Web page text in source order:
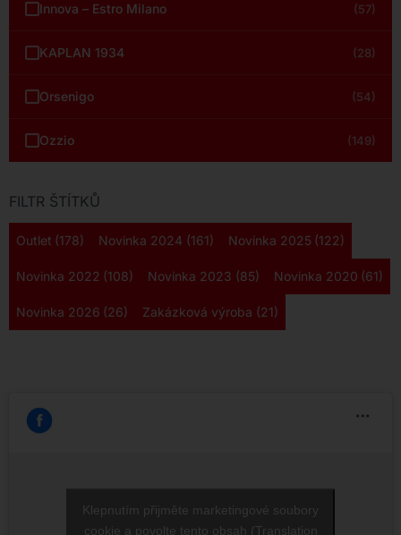
Innova – Estro Milano (57)
KAPLAN 1934 (28)
Orsenigo (54)
Ozzio (149)
FILTR ŠTÍTKŮ
Outlet (178) Novinka 2024 (161) Novinka 2025 (122)
Novinka 2022 (108) Novinka 2023 (85) Novinka 2020 (61)
Novinka 2026 (26) Zakázková výroba (21)
Klepnutím přijměte marketingové soubory
cookie a povolte tento obsah (Translation